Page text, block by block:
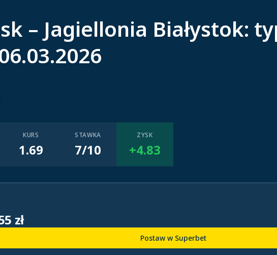
– Jagiellonia Białystok:
KURS
1.69
STAWKA
7/10
ZYSK
+4.83
zł
Postaw w Superbet